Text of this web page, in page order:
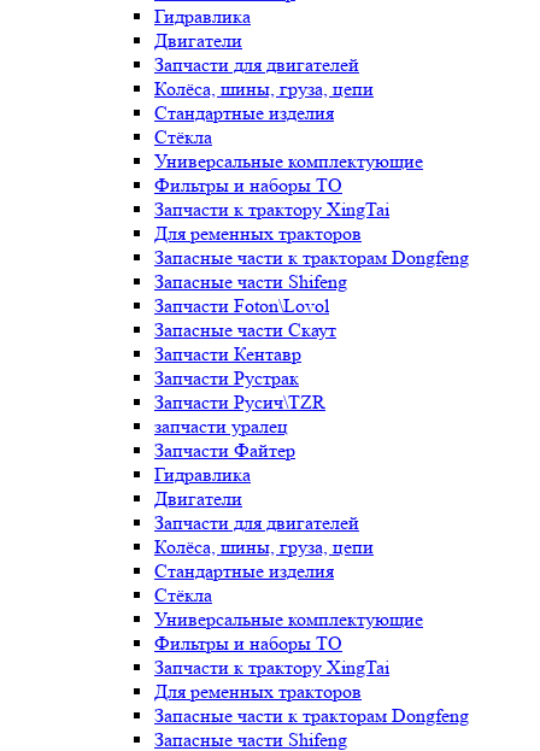
Гидравлика
Двигатели
Запчасти для двигателей
Колёса, шины, груза, цепи
Стандартные изделия
Стёкла
Универсальные комплектующие
Фильтры и наборы ТО
Запчасти к трактору XingTai
Для ременных тракторов
Запасные части к тракторам Dongfeng
Запасные части Shifeng
Запчасти Foton\Lovol
Запасные части Скаут
Запчасти Кентавр
Запчасти Рустрак
Запчасти Русич\TZR
запчасти уралец
Запчасти Файтер
Гидравлика
Двигатели
Запчасти для двигателей
Колёса, шины, груза, цепи
Стандартные изделия
Стёкла
Универсальные комплектующие
Фильтры и наборы ТО
Запчасти к трактору XingTai
Для ременных тракторов
Запасные части к тракторам Dongfeng
Запасные части Shifeng